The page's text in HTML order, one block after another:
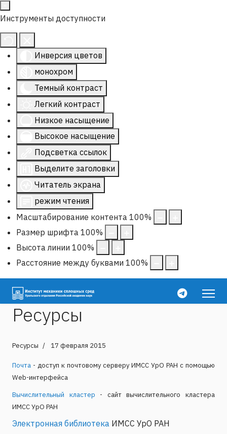
Инструменты доступности
Инверсия цветов
монохром
Темный контраст
Легкий контраст
Низкое насыщение
Высокое насыщение
Подсветка ссылок
Выделите заголовки
Читатель экрана
режим чтения
Масштабирование контента 100%
Размер шрифта 100%
Высота линии 100%
Расстояние между буквами 100%
Ресурсы
Ресурсы 17 февраля 2015
Почта - доступ к почтовому серверу ИМСС УрО РАН с помощью
Web-интерфейса
Вычислительный кластер - сайт вычислительного кластера
ИМСС УрО РАН
Электронная библиотека ИМСС УрО РАН